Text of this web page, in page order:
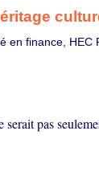
en finance, HEC
pas